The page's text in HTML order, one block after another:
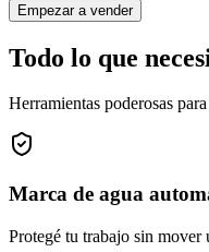
Empezar a vender
Todo lo que
Herramientas poderosas
Marca de agua
Protegé tu trabajo sin mover